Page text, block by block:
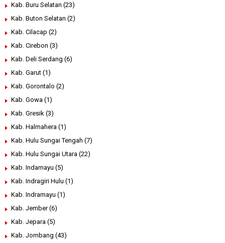
Kab. Buru Selatan (23)
Kab. Buton Selatan (2)
Kab. Cilacap (2)
Kab. Cirebon (3)
Kab. Deli Serdang (6)
Kab. Garut (1)
Kab. Gorontalo (2)
Kab. Gowa (1)
Kab. Gresik (3)
Kab. Halmahera (1)
Kab. Hulu Sungai Tengah (7)
Kab. Hulu Sungai Utara (22)
Kab. Indamayu (5)
Kab. Indragiri Hulu (1)
Kab. Indramayu (1)
Kab. Jember (6)
Kab. Jepara (5)
Kab. Jombang (43)